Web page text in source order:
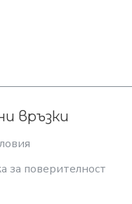
връзки
за поверителност